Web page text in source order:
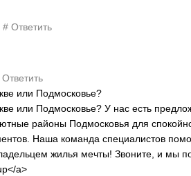
# Ответить
Ответить
или Подмосковье?
или Подмосковье? У нас есть
районы Подмосковья для
Наша команда специалистов
жилья мечты! Звоните, и
a>